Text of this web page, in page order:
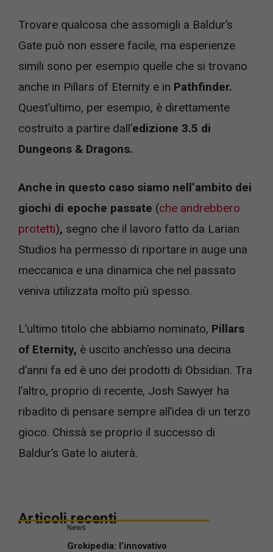
Trovare qualcosa che assomigli a Baldur’s
Gate può non essere facile, ma esperienze
simili sono per esempio quelle che si trovano
anche in Pillars of Eternity e in Pathfinder.
Quest’ultimo, per esempio, è direttamente
costruito a partire dall’edizione 3.5 di
Dungeons & Dragons.
Anche in questo caso siamo nell’ambito dei
giochi di epoche passate (che andrebbero
protetti), segno che il lavoro fatto da Larian
Studios ha permesso di riportare in auge una
meccanica e una dinamica che nel passato
veniva utilizzata molto più spesso.
L’ultimo titolo che abbiamo nominato, Pillars
of Eternity, è uscito anch’esso una decina
d’anni fa ed è uno dei prodotti di Obsidian. Tra
l’altro, proprio di recente, Josh Sawyer ha
ribadito di pensare sempre all’idea di un terzo
gioco. Chissà se proprio il successo di
Baldur’s Gate lo aiuterà.
Articoli recenti
News
Grokipedia: l’innovativo